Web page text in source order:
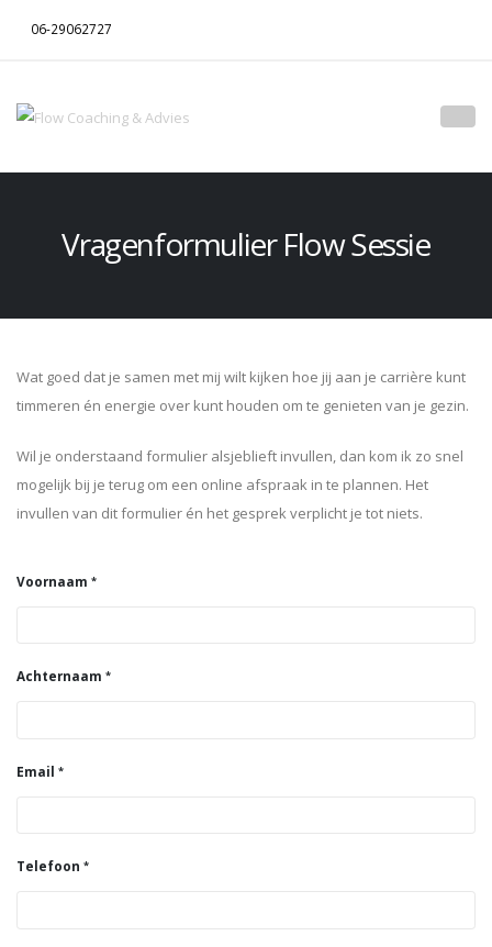
06-29062727
Vragenformulier Flow Sessie
Wat goed dat je samen met mij wilt kijken hoe jij aan je carrière kunt
timmeren én energie over kunt houden om te genieten van je gezin.
Wil je onderstaand formulier alsjeblieft invullen, dan kom ik zo snel
mogelijk bij je terug om een online afspraak in te plannen. Het
invullen van dit formulier én het gesprek verplicht je tot niets.
Voornaam
Achternaam
Email
Telefoon